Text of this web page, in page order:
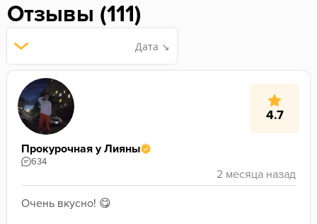
Отзывы (111)
Дата ↘
4.7
Прокурочная у Лияны
634
Очень вкусно! 😋